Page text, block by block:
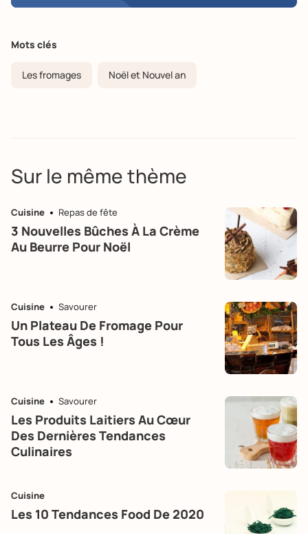
Mots clés
Les fromages Noël et Nouvel an
Sur le même thème
Cuisine Repas de fête
3 Nouvelles Bûches À La Crème
Au Beurre Pour Noël
Cuisine Savourer
Un Plateau De Fromage Pour
Tous Les Âges !
Cuisine Savourer
Les Produits Laitiers Au Cœur
Des Dernières Tendances
Culinaires
Cuisine
Les 10 Tendances Food De 2020